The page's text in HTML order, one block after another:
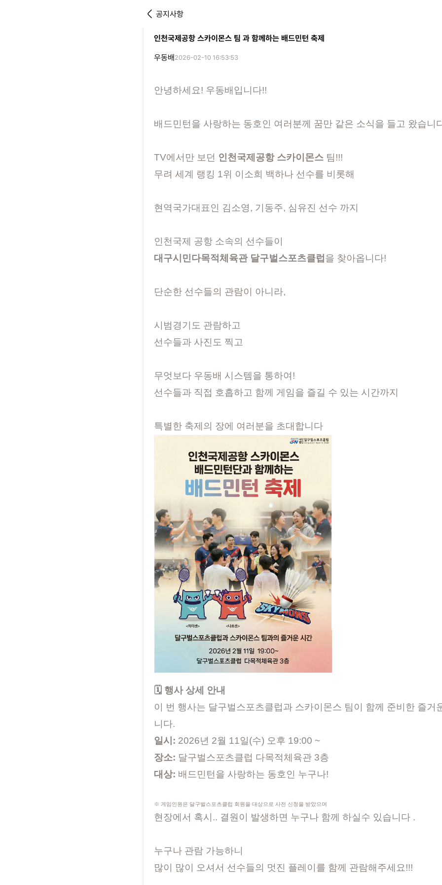
공지사항
인천국제공항 스카이몬스 팀 과 함께하는 배드민턴 축제
우동배2026-02-10 16:53:53
안녕하세요! 우동배입니다!!
배드민턴을 사랑하는 동호인 여러분께 꿈만 같은 소식을 들고 왔습니
TV에서만 보던 인천국제공항 스카이몬스 팀!!!
무려 세계 랭킹 1위 이소희 백하나 선수를 비롯해
현역국가대표인 김소영, 기동주, 심유진 선수 까지
인천국제 공항 소속의 선수들이
대구시민다목적체육관 달구벌스포츠클럽 을 찾아옵니다!
단순한 선수들의 관람이 아니라,
시범경기도 관람하고
선수들과 사진도 찍고
무엇보다 우동배 시스템을 통하여!
선수들과 직접 호흡하고 함께 게임을 즐길 수 있는 시간까지
특별한 축제의 장에 여러분을 초대합니다
🗓️ 행사 상세 안내
이 번 행사는 달구벌스포츠클럽과 스카이몬스 팀이 함께 준비한 즐거
니다.
일시: 2026년 2월 11일(수) 오후 19:00 ~
장소: 달구벌스포츠클럽 다목적체육관 3층
대상: 배드민턴을 사랑하는 동호인 누구나!
※ 게임인원은 달구벌스포츠클럽 회원을 대상으로 사전 신청을 받았으며
현장에서 혹시.. 결원이 발생하면 누구나 함께 하실수 있습니다 .
누구나 관람 가능하니
많이 많이 오셔서 선수들의 멋진 플레이를 함께 관람해주세요!!!